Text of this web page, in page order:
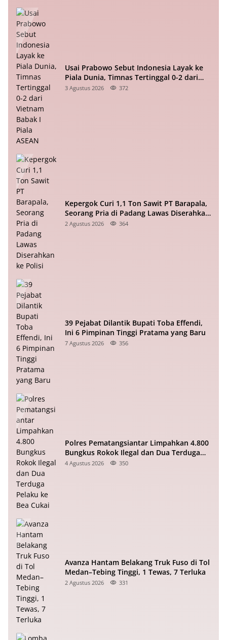
Usai Prabowo Sebut Indonesia Layak ke
Piala Dunia, Timnas Tertinggal 0-2 dari
Vietnam Babak I Piala ASEAN
3 Agustus 2026 372
Kepergok Curi 1,1 Ton Sawit PT Barapala,
Seorang Pria di Padang Lawas Diserahkan
ke Polisi
2 Agustus 2026 364
39 Pejabat Dilantik Bupati Toba Effendi,
Ini 6 Pimpinan Tinggi Pratama yang Baru
7 Agustus 2026 356
Polres Pematangsiantar Limpahkan 4.800
Bungkus Rokok Ilegal dan Dua Terduga
Pelaku ke Bea Cukai
4 Agustus 2026 350
Avanza Hantam Belakang Truk Fuso di Tol
Medan–Tebing Tinggi, 1 Tewas, 7 Terluka
2 Agustus 2026 331